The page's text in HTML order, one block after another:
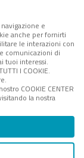
iscritta
di Roma -
resp. Michela
e
- FPA s.r.l.
management
- R.E.A. Roma
e
anche per fornirti
le interazioni con
comunicazioni di
tuoi interessi.
I COOKIE.
COOKIE CENTER
la nostra